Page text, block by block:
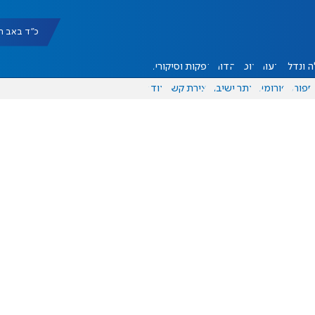
כ"ד באב תשפ"ו
ונדל"ן דעות אוכל יהדות הפקות וסיקורים
ספורט פורומים אתר ישיבה יצירת קשר עוד